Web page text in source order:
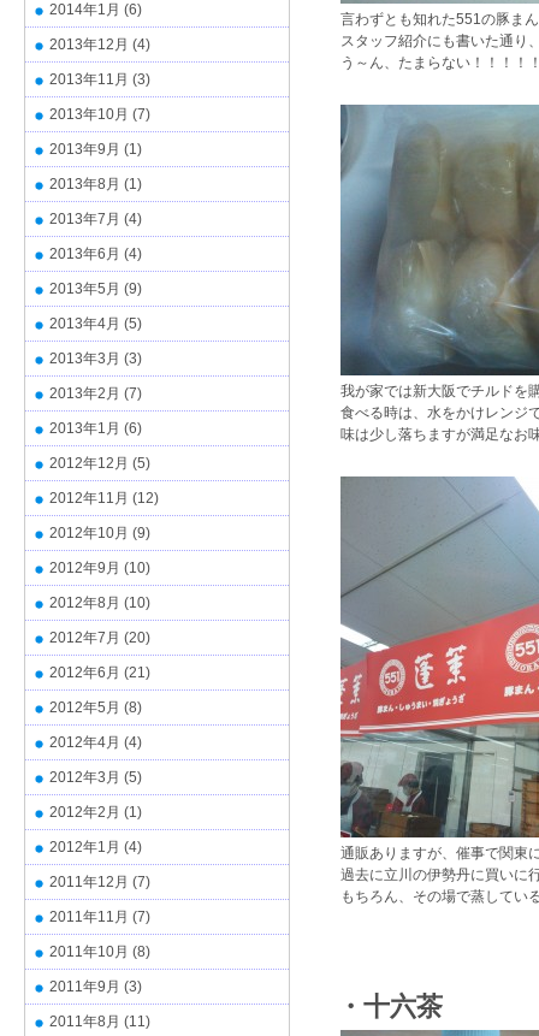
言わずとも知れた551の豚ま
スタッフ紹介にも書いた通り
う～ん、たまらない！！！！
我が家では新大阪でチルドを
食べる時は、水をかけレンジ
味は少し落ちますが満足なお
通販ありますが、催事で関東
過去に立川の伊勢丹に買いに
もちろん、その場で蒸してい
・十六茶
2014年1月 (6)
2013年12月 (4)
2013年11月 (3)
2013年10月 (7)
2013年9月 (1)
2013年8月 (1)
2013年7月 (4)
2013年6月 (4)
2013年5月 (9)
2013年4月 (5)
2013年3月 (3)
2013年2月 (7)
2013年1月 (6)
2012年12月 (5)
2012年11月 (12)
2012年10月 (9)
2012年9月 (10)
2012年8月 (10)
2012年7月 (20)
2012年6月 (21)
2012年5月 (8)
2012年4月 (4)
2012年3月 (5)
2012年2月 (1)
2012年1月 (4)
2011年12月 (7)
2011年11月 (7)
2011年10月 (8)
2011年9月 (3)
2011年8月 (11)